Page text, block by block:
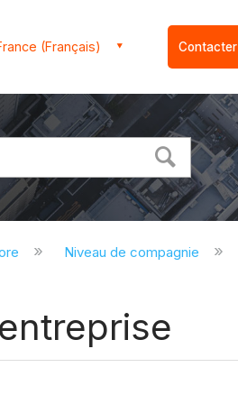
(Français) Contacter
Niveau de compagnie